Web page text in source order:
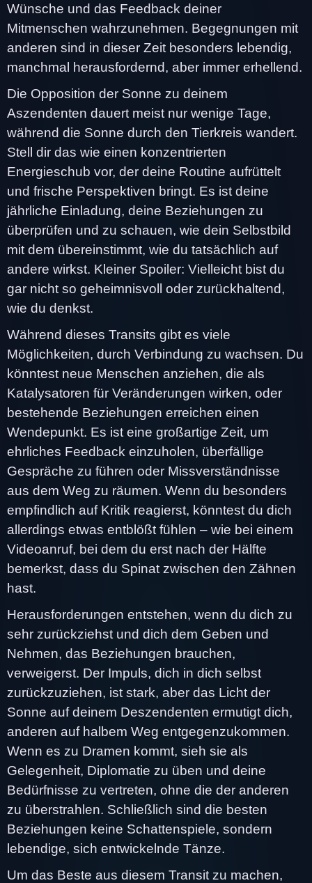
Wünsche und das Feedback deiner
Mitmenschen wahrzunehmen. Begegnungen mit
anderen sind in dieser Zeit besonders lebendig,
manchmal herausfordernd, aber immer erhellend.
Die Opposition der Sonne zu deinem
Aszendenten dauert meist nur wenige Tage,
während die Sonne durch den Tierkreis wandert.
Stell dir das wie einen konzentrierten
Energieschub vor, der deine Routine aufrüttelt
und frische Perspektiven bringt. Es ist deine
jährliche Einladung, deine Beziehungen zu
überprüfen und zu schauen, wie dein Selbstbild
mit dem übereinstimmt, wie du tatsächlich auf
andere wirkst. Kleiner Spoiler: Vielleicht bist du
gar nicht so geheimnisvoll oder zurückhaltend,
wie du denkst.
Während dieses Transits gibt es viele
Möglichkeiten, durch Verbindung zu wachsen. Du
könntest neue Menschen anziehen, die als
Katalysatoren für Veränderungen wirken, oder
bestehende Beziehungen erreichen einen
Wendepunkt. Es ist eine großartige Zeit, um
ehrliches Feedback einzuholen, überfällige
Gespräche zu führen oder Missverständnisse
aus dem Weg zu räumen. Wenn du besonders
empfindlich auf Kritik reagierst, könntest du dich
allerdings etwas entblößt fühlen – wie bei einem
Videoanruf, bei dem du erst nach der Hälfte
bemerkst, dass du Spinat zwischen den Zähnen
hast.
Herausforderungen entstehen, wenn du dich zu
sehr zurückziehst und dich dem Geben und
Nehmen, das Beziehungen brauchen,
verweigerst. Der Impuls, dich in dich selbst
zurückzuziehen, ist stark, aber das Licht der
Sonne auf deinem Deszendenten ermutigt dich,
anderen auf halbem Weg entgegenzukommen.
Wenn es zu Dramen kommt, sieh sie als
Gelegenheit, Diplomatie zu üben und deine
Bedürfnisse zu vertreten, ohne die der anderen
zu überstrahlen. Schließlich sind die besten
Beziehungen keine Schattenspiele, sondern
lebendige, sich entwickelnde Tänze.
Um das Beste aus diesem Transit zu machen,